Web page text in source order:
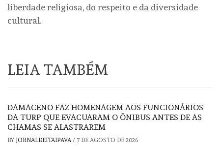
liberdade religiosa, do respeito e da diversidade
cultural.
LEIA TAMBÉM
DAMACENO FAZ HOMENAGEM AOS FUNCIONÁRIOS
DA TURP QUE EVACUARAM O ÔNIBUS ANTES DE AS
CHAMAS SE ALASTRAREM
BY JORNALDEITAIPAVA/ 7 DE AGOSTO DE 2026